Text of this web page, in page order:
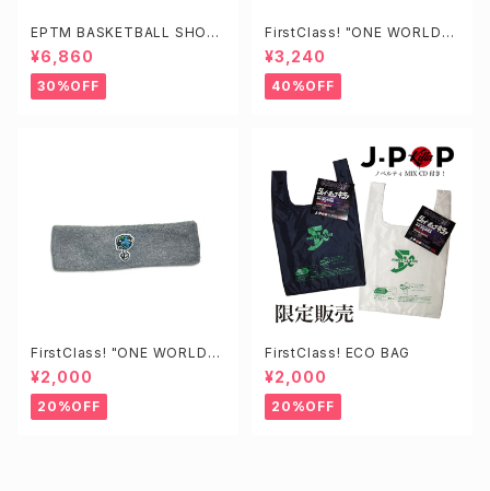
EPTM BASKETBALL SHOR
TS
¥6,860
30%OFF
FirstClass! "ONE WORLD"
Loose Fit Tee
¥3,240
40%OFF
FirstClass! "ONE WORLD"
HEADBAND
¥2,000
20%OFF
FirstClass! ECO BAG
¥2,000
20%OFF